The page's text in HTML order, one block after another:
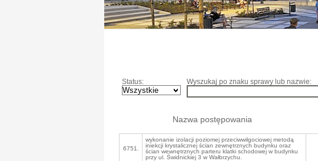
Status: Wyszukaj po znaku sprawy lub nazwie:
Nazwa postępowania
6751.
wykonanie izolacji poziomej przeciwwilgociowej metodą
iniekcji krystalicznej ścian zewnętrznych budynku oraz
ścian wewnętrznych parteru klatki schodowej w budynku
przy ul. Świdnickiej 3 w Wałbrzychu.